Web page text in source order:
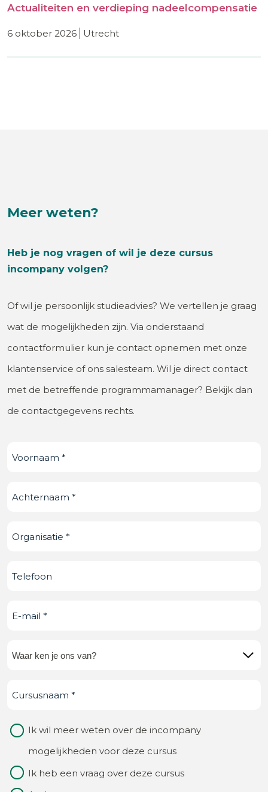
Actualiteiten en verdieping nadeelcompensatie
6 oktober 2026 utrecht
Meer weten?
Heb je nog vragen of wil je deze cursus
incompany volgen?
Of wil je persoonlijk studieadvies? We vertellen je graag
wat de mogelijkheden zijn. Via onderstaand
contactformulier kun je contact opnemen met onze
klantenservice of ons salesteam. Wil je direct contact
met de betreffende programmamanager? Bekijk dan
de contactgegevens rechts.
Voornaam (Vereist)
Achternaam (Vereist)
Organisatie
Telefoonnummer
E-
Waar
je
van?
(Vereist)
Cursusnaam (Vereist)
Waarom
contact
Ik wil meer weten over de incompany
mogelijkheden voor deze cursus
Ik heb een vraag over deze cursus